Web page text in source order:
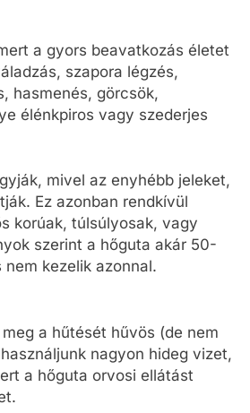
a gyors beavatkozás életet
szapora légzés,
hasmenés, görcsök,
élénkpiros vagy szederjes
mivel az enyhébb jeleket,
Ez azonban rendkívül
korúak, túlsúlyosak, vagy
szerint a hőguta akár 50-
kezelik azonnal.
a hűtését hűvös (de nem
nagyon hideg vizet,
a hőguta orvosi ellátást